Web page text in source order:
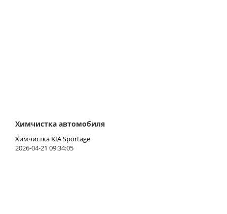
Химчистка автомобиля
Химчистка KIA Sportage
2026-04-21 09:34:05